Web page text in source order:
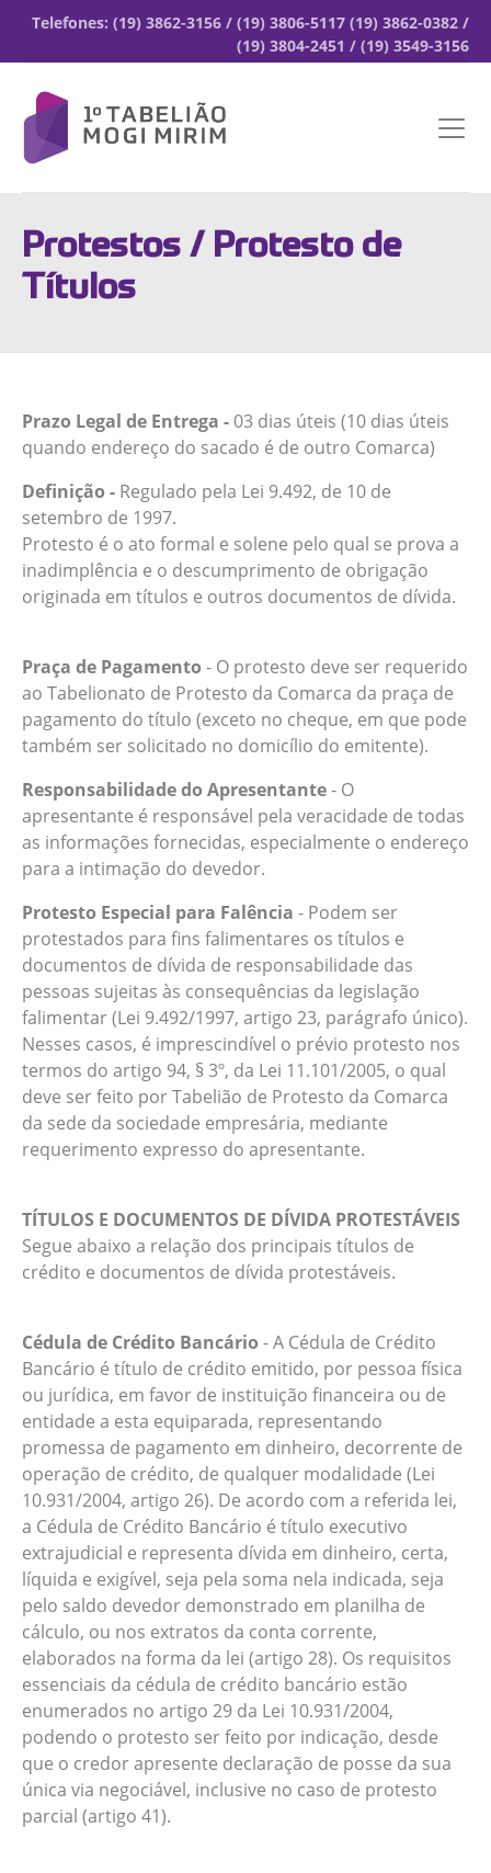
Telefones: (19) 3862-3156 / (19) 3806-5117 (19) 3862-0382 /
(19) 3804-2451 / (19) 3549-3156
Protestos / Protesto de
Títulos
Prazo Legal de Entrega -03 dias úteis (10 dias úteis
quando endereço do sacado é de outro Comarca)
Definição - Regulado pela Lei 9.492, de 10 de
setembro de 1997.
Protesto é o ato formal e solene pelo qual se prova a
inadimplência e o descumprimento de obrigação
originada em títulos e outros documentos de dívida.
Praça de Pagamento - O protesto deve ser requerido
ao Tabelionato de Protesto da Comarca da praça de
pagamento do título (exceto no cheque, em que pode
também ser solicitado no domicílio do emitente).
Responsabilidade do Apresentante- O
apresentante é responsável pela veracidade de todas
as informações fornecidas, especialmente o endereço
para a intimação do devedor.
Protesto Especial para Falência - Podem ser
protestados para fins falimentares os títulos e
documentos de dívida de responsabilidade das
pessoas sujeitas às consequências da legislação
falimentar (Lei 9.492/1997, artigo 23, parágrafo único).
Nesses casos, é imprescindível o prévio protesto nos
termos do artigo 94, § 3º, da Lei 11.101/2005, o qual
deve ser feito por Tabelião de Protesto da Comarca
da sede da sociedade empresária, mediante
requerimento expresso do apresentante.
TÍTULOS E DOCUMENTOS DE DÍVIDA PROTESTÁVEIS
Segue abaixo a relação dos principais títulos de
crédito e documentos de dívida protestáveis.
Cédula de Crédito Bancário - A Cédula de Crédito
Bancário é título de crédito emitido, por pessoa física
ou jurídica, em favor de instituição financeira ou de
entidade a esta equiparada, representando
promessa de pagamento em dinheiro, decorrente de
operação de crédito, de qualquer modalidade (Lei
10.931/2004, artigo 26). De acordo com a referida lei,
a Cédula de Crédito Bancário é título executivo
extrajudicial e representa dívida em dinheiro, certa,
líquida e exigível, seja pela soma nela indicada, seja
pelo saldo devedor demonstrado em planilha de
cálculo, ou nos extratos da conta corrente,
elaborados na forma da lei (artigo 28). Os requisitos
essenciais da cédula de crédito bancário estão
enumerados no artigo 29 da Lei 10.931/2004,
podendo o protesto ser feito por indicação, desde
que o credor apresente declaração de posse da sua
única via negociável, inclusive no caso de protesto
parcial (artigo 41).